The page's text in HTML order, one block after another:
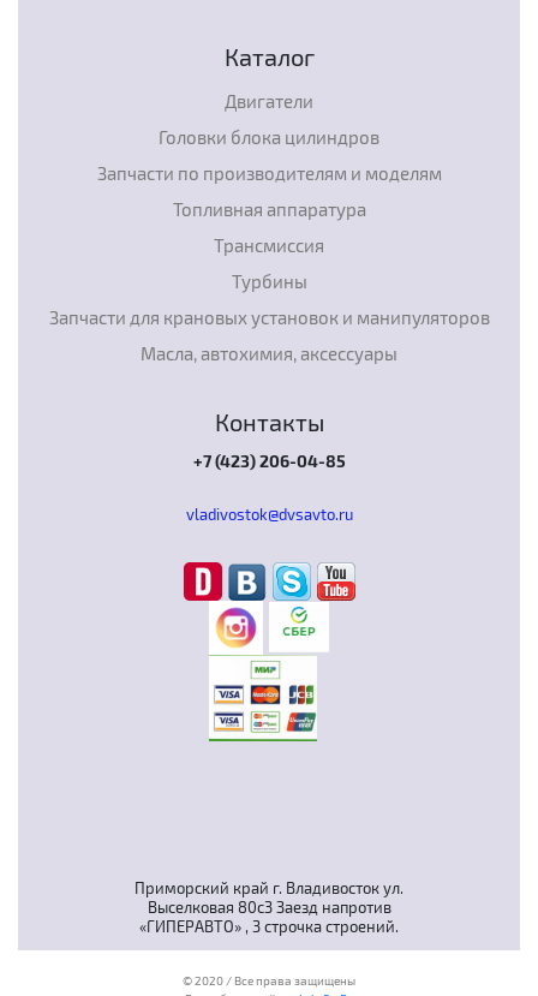
Приморский край г. Владивосток ул.
Выселковая 80с3 Заезд напротив
«ГИПЕРАВТО» , 3 строчка строений.
© 2020 / Все права защищены
Каталог
Двигатели
Головки блока цилиндров
Запчасти по производителям и моделям
Топливная аппаратура
Трансмиссия
Турбины
Запчасти для крановых установок и манипуляторов
Масла, автохимия, аксессуары
Контакты
+7 (423) 206-04-85
vladivostok@dvsavto.ru